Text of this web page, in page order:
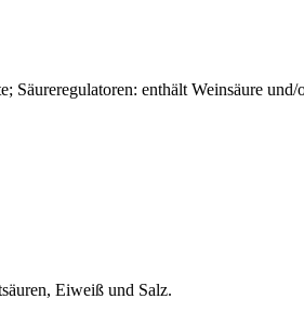
enthält Weinsäure
Eiweiß und Salz.